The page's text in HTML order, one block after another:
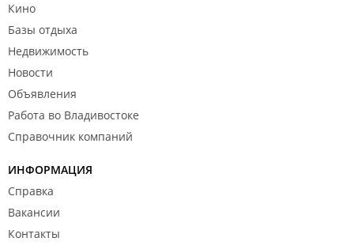
Кино
Базы отдыха
Недвижимость
Новости
Объявления
Работа во Владивостоке
Справочник компаний
ИНФОРМАЦИЯ
Справка
Вакансии
Контакты